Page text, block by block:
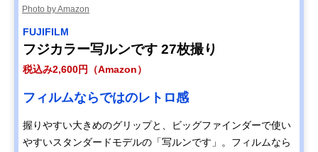
Photo by Amazon
FUJIFILM
フジカラー写ルンです 27枚撮り
税込み2,600円（Amazon）
フィルムならではのレトロ感
握りやすい大きめのグリップと、ビッグファインダーで使い
やすいスタンダードモデルの「写ルンです」。フィルムなら